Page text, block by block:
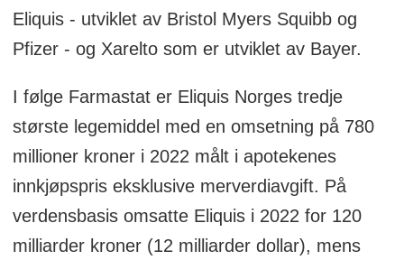
Eliquis - utviklet av Bristol Myers Squibb og
Pfizer - og Xarelto som er utviklet av Bayer.
I følge Farmastat er Eliquis Norges tredje
største legemiddel med en omsetning på 780
millioner kroner i 2022 målt i apotekenes
innkjøpspris eksklusive merverdiavgift. På
verdensbasis omsatte Eliquis i 2022 for 120
milliarder kroner (12 milliarder dollar), mens